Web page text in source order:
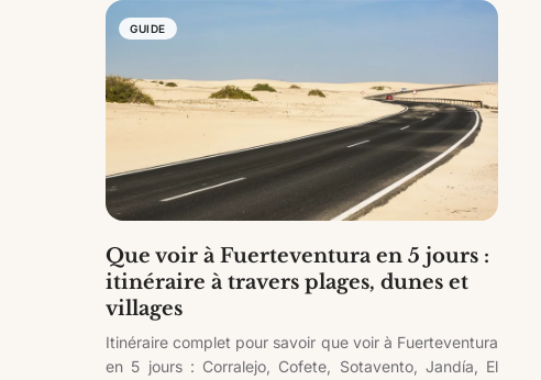
16 articles
GUIDE
Que voir à Fuerteventura en 5 jours :
itinéraire à travers plages, dunes et
villages
Itinéraire complet pour savoir que voir à Fuerteventura
en 5 jours : Corralejo, Cofete, Sotavento, Jandía, El